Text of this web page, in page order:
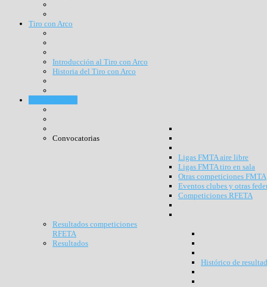
Tiro con Arco
Introducción al Tiro con Arco
Historia del Tiro con Arco
Convocatorias
Ligas FMTA aire libre
Ligas FMTA tiro en sala
Otras competiciones FMTA
Eventos clubes y otras
Competiciones RFETA
Resultados competiciones
RFETA
Resultados
Histórico de